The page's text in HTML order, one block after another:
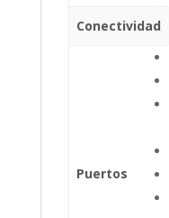
Conectividad
Puertos